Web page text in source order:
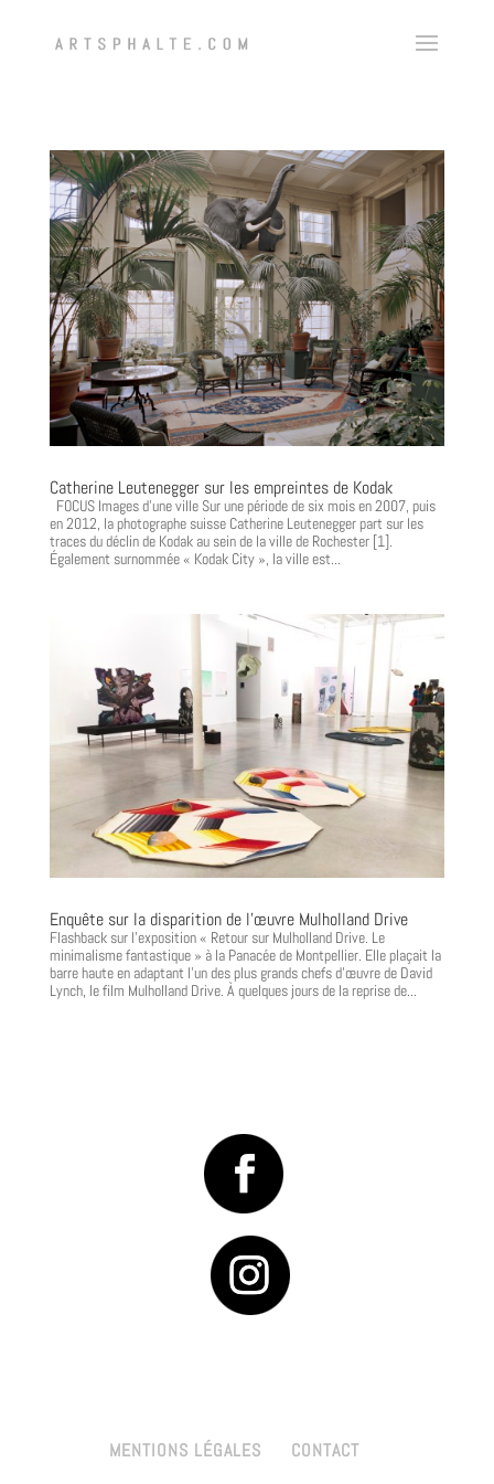
Catherine Leutenegger sur les empreintes de Kodak
FOCUS Images d’une ville Sur une période de six mois en 2007, puis
en 2012, la photographe suisse Catherine Leutenegger part sur les
traces du déclin de Kodak au sein de la ville de Rochester [1].
Également surnommée « Kodak City », la ville est...
Enquête sur la disparition de l’œuvre Mulholland Drive
Flashback sur l’exposition « Retour sur Mulholland Drive. Le
minimalisme fantastique » à la Panacée de Montpellier. Elle plaçait la
barre haute en adaptant l’un des plus grands chefs d’œuvre de David
Lynch, le film Mulholland Drive. À quelques jours de la reprise de...
MENTIONS LÉGALES CONTACT